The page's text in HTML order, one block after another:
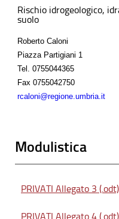
Rischio idrogeologico,
suolo
Roberto Caloni
Piazza Partigiani 1
Tel.
0755044365
Fax 0755042750
rcaloni@regione.umbria.it
Modulistica
PRIVATI Allegato 3 (.odt)
PRIVATI Allegato 4 (.odt)